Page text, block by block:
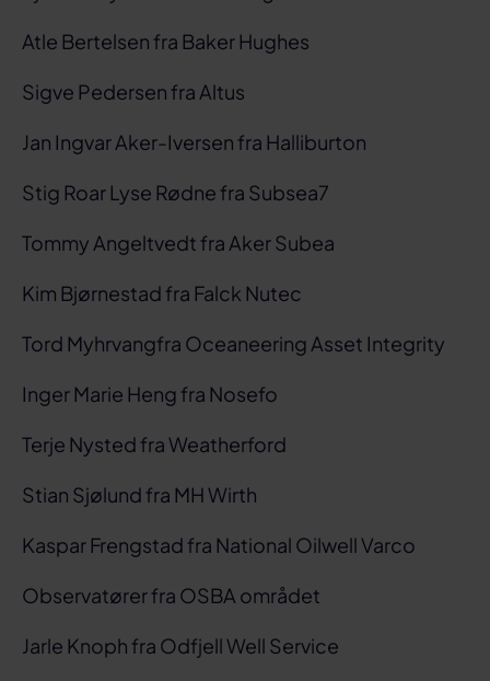
Atle Bertelsen fra Baker Hughes
Sigve Pedersen fra Altus
Jan Ingvar Aker-Iversen fra Halliburton
Stig Roar Lyse Rødne fra Subsea7
Tommy Angeltvedt fra Aker Subea
Kim Bjørnestad fra Falck Nutec
Tord Myhrvangfra Oceaneering Asset Integrity
Inger Marie Heng fra Nosefo
Terje Nysted fra Weatherford
Stian Sjølund fra MH Wirth
Kaspar Frengstad fra National Oilwell Varco
Observatører fra OSBA området
Jarle Knoph fra Odfjell Well Service